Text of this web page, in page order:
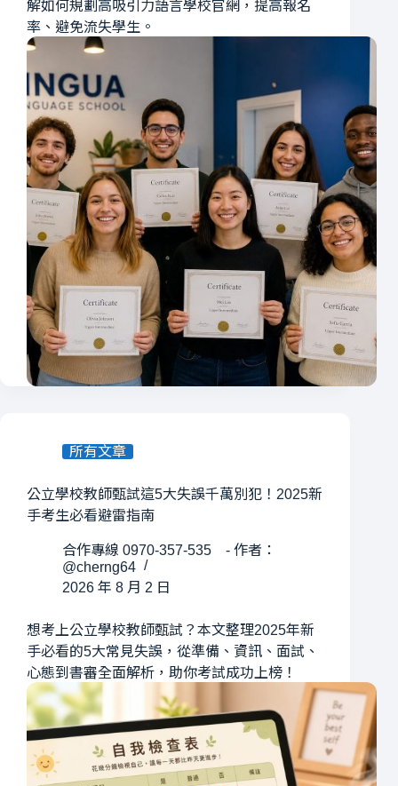
解如何規劃高吸引力語言學校官網，提高報名
率、避免流失學生。
所有文章
公立學校教師甄試這5大失誤千萬別犯！2025新
手考生必看避雷指南
合作專線 0970-357-535 - 作者：
@cherng64
2026 年 8 月 2 日
想考上公立學校教師甄試？本文整理2025年新
手必看的5大常見失誤，從準備、資訊、面試、
心態到書審全面解析，助你考試成功上榜！